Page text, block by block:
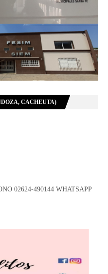
CACHEUTA)
02624-490144 WHATSAPP